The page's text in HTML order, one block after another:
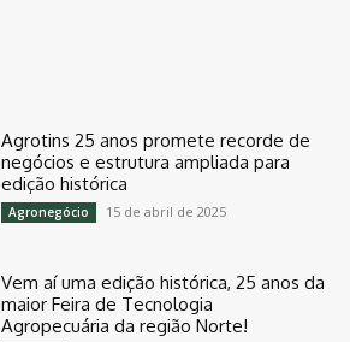
Agrotins 25 anos promete recorde de
negócios e estrutura ampliada para
edição histórica
Agronegócio 15 de abril de 2025
Vem aí uma edição histórica, 25 anos da
maior Feira de Tecnologia
Agropecuária da região Norte!